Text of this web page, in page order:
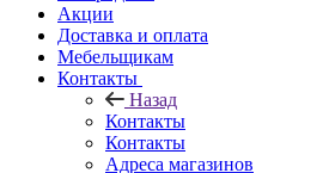
Акции
Доставка и оплата
Мебельщикам
Контакты
Назад
Контакты
Контакты
Адреса магазинов